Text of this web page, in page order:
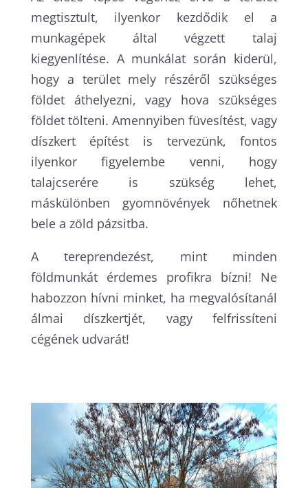
megtisztult, ilyenkor kezdődik el a
munkagépek által végzett talaj
kiegyenlítése. A munkálat során kiderül,
hogy a terület mely részéről szükséges
földet áthelyezni, vagy hova szükséges
földet tölteni. Amennyiben füvesítést, vagy
díszkert építést is tervezünk, fontos
ilyenkor figyelembe venni, hogy
talajcserére is szükség lehet,
máskülönben gyomnövények nőhetnek
bele a zöld pázsitba.
A tereprendezést, mint minden
földmunkát érdemes profikra bízni! Ne
habozzon hívni minket, ha megvalósítanál
álmai díszkertjét, vagy felfrissíteni
cégének udvarát!